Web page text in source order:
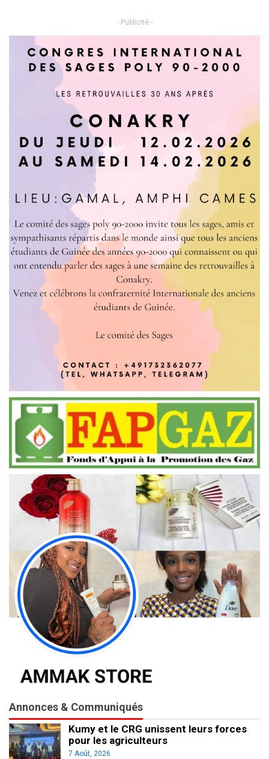
- Publicité -
Annonces & Communiqués
Kumy et le CRG unissent leurs forces
pour les agriculteurs
7 Août, 2026